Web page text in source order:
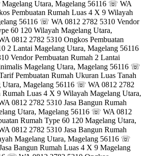
Magelang Utara, Magelang 56116 ☏ WA
Pembuatan Rumah Luas 4 X 9 Wilayah
56116 ☏ WA 0812 2782 5310 Vendor
60 120 Wilayah Magelang Utara,
0812 2782 5310 Ongkos Pembuatan
2 Lantai Magelang Utara, Magelang 56116
Vendor Pembuatan Rumah 2 Lantai
Magelang Utara, Magelang 56116 ☏
Pembuatan Rumah Ukuran Luas Tanah
Utara, Magelang 56116 ☏ WA 0812 2782
Luas 4 X 9 Wilayah Magelang Utara,
0812 2782 5310 Jasa Bangun Rumah
Utara, Magelang 56116 ☏ WA 0812
Rumah Type 60 120 Magelang Utara,
0812 2782 5310 Jasa Bangun Rumah
Magelang Utara, Magelang 56116 ☏
Bangun Rumah Luas 4 X 9 Magelang